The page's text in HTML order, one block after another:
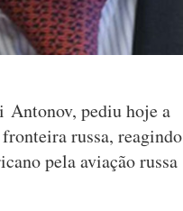
Antonov, pediu hoje a
russa, reagindo
pela aviação russa